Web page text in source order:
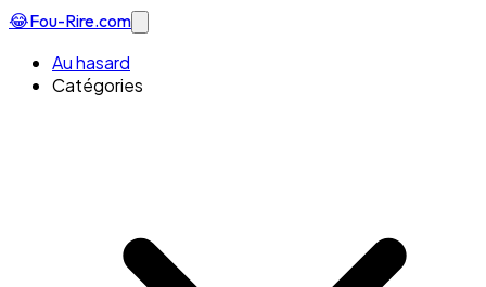
😂Fou-Rire.com
Au hasard
Catégories